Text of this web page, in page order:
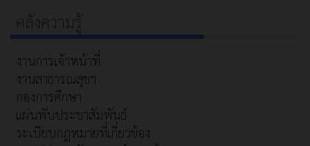
คลังความรู้
งานการเจ้าหน้าที่
งานสาธารณสุขฯ
กองการศึกษา
แผ่นพับประชาสัมพันธ์
ระเบียบกฎหมายที่เกี่ยวข้อง